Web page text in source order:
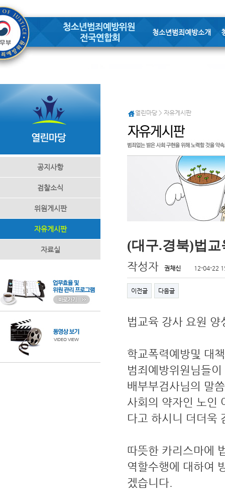
청소년범죄예방소개
공지사항
검찰소식
위원게시판
자유게시판
자료실
열린마당 > 자유게시판
(대구.경북)법
작성자 권채신 12-04-22
이전글 다음글
법교육 강사 요원
학교폭력예방및 대
범죄예방위원님들
배부부검사님의 말
사회의 약자인 노인
다고 하시니 더더욱
따뜻한 카리스마에
역할수행에 대하여
겠습니다.